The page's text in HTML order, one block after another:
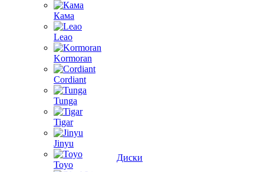
Кама
Leao
Kormoran
Cordiant
Tunga
Tigar
Jinyu
Toyo
Диски